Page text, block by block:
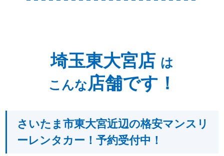
埼玉東大宮店 は
こんな店舗です！
さいたま市東大宮近辺の格安マンスリ
ーレンタカー！予約受付中！